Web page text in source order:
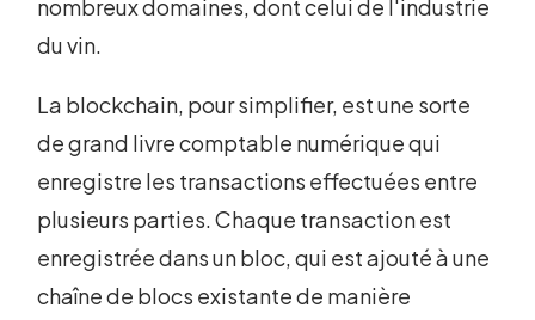
nombreux domaines, dont celui de l'industrie
du vin.
La blockchain, pour simplifier, est une sorte
de grand livre comptable numérique qui
enregistre les transactions effectuées entre
plusieurs parties. Chaque transaction est
enregistrée dans un bloc, qui est ajouté à une
chaîne de blocs existante de manière